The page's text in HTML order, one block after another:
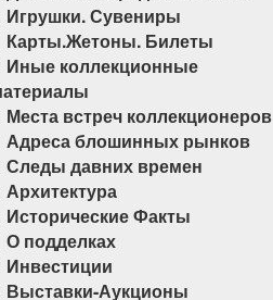
Игрушки. Сувениры
Карты.Жетоны. Билеты
Иные коллекционные
Места встреч коллекционеров
Адреса блошинных рынков
Следы давних времен
Архитектура
Исторические Факты
О подделках
Инвестиции
Выставки-Аукционы